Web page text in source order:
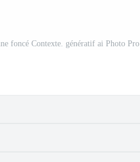
foncé Contexte. génératif ai Photo Pro